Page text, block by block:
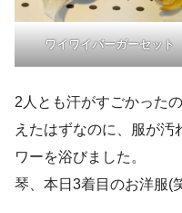
ワイワイバーガーセット
2人とも汗がすごかった
えたはずなのに、服が汚
ワーを浴びました。
琴、本日3着目のお洋服(